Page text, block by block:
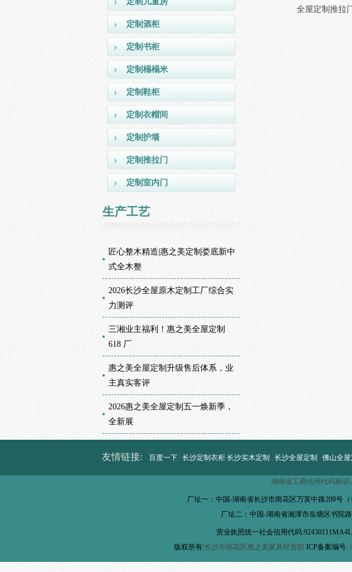
定制酒柜
定制书柜
定制榻榻米
定制鞋柜
定制衣帽间
定制护墙
定制推拉门
定制室内门
生产工艺
匠心整木精造|惠之美定制娄底新中
式全木整
2026长沙全屋原木定制工厂综合实
力测评
三湘业主福利！惠之美全屋定制
618 厂
惠之美全屋定制升级售后体系，业
主真实客评
2026惠之美全屋定制五一焕新季，
全新展
全屋定制推拉
湖南省工商信用代码标
厂址一：中国-湖南省长沙市雨花区万芙中路209号
厂址二：中国-湖南省湘潭市岳塘区书院
营业执照统一社会信用代码
版权所有:长沙市雨花区惠之美家具经营部 ICP备案编号:
友情链接: 百度一下 长沙定制衣柜 长沙实木定制 长沙全屋定制 佛山全屋